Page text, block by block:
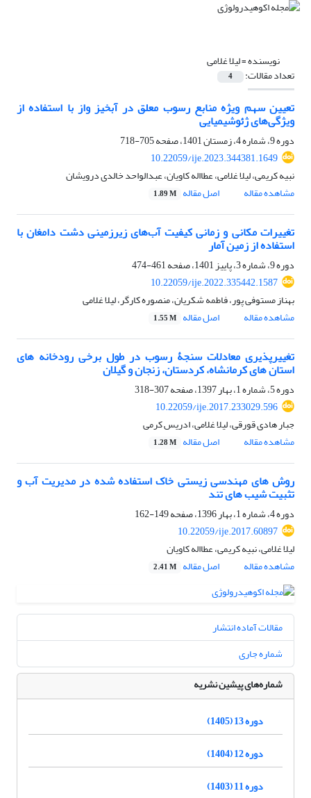
نویسنده =لیلا غلامی
تعداد مقالات: 4
تعیین سهم ویژه منابع رسوب معلق در آبخیز واز با استفاده از
ویژگی‌های ژئوشیمیایی
دوره 9، شماره 4، زمستان 1401، صفحه
705-718
10.22059/ije.2023.344381.1649
نبیه کریمی، لیلا غلامی، عطااله کاویان، عبدالواحد خالدی درویشان
مشاهده مقاله
اصل مقاله 1.89 M
تغییرات مکانی و زمانی کیفیت آب‌های زیرزمینی دشت دامغان با
استفاده از زمین آمار
دوره 9، شماره 3، پاییز 1401، صفحه
461-474
10.22059/ije.2022.335442.1587
بهناز مستوفی پور، فاطمه شکریان، منصوره کارگر، لیلا غلامی
مشاهده مقاله
اصل مقاله 1.55 M
تغییرپذیری معادلات سنجۀ رسوب در طول برخی رودخانه های
استان های کرمانشاه، کردستان، زنجان و گیلان
دوره 5، شماره 1، بهار 1397، صفحه
307-318
10.22059/ije.2017.233029.596
جبار هادی قورقی، لیلا غلامی، ادریس کرمی
مشاهده مقاله
اصل مقاله 1.28 M
روش های مهندسی زیستی خاک استفاده شده در مدیریت آب و
تثبیت شیب های تند
دوره 4، شماره 1، بهار 1396، صفحه
149-162
10.22059/ije.2017.60897
لیلا غلامی، نبیه کریمی، عطااله کاویان
مشاهده مقاله
اصل مقاله 2.41 M
مقالات آماده انتشار
شماره جاری
شماره‌های پیشین نشریه
دوره 13 (1405)
دوره 12 (1404)
دوره 11 (1403)